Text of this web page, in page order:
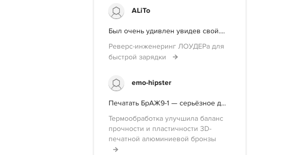
ALiTo
Был очень удивлен увидев свой....
Реверс-инженеринг ЛОУДЕРа для
быстрой зарядки
emo-hipster
Печатать БрАЖ9-1 — серьёзное д...
Термообработка улучшила баланс
прочности и пластичности 3D-
печатной алюминиевой бронзы